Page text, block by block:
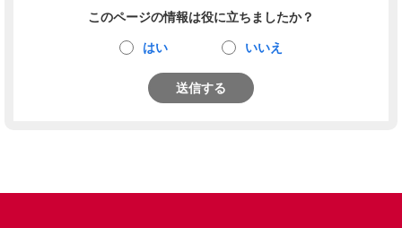
このページの情報は役に立ちましたか？
はい いいえ
送信する